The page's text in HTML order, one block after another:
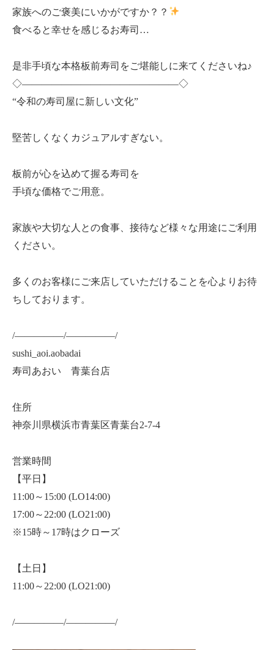
家族へのご褒美にいかがですか？？
食べると幸せを感じるお寿司…
是非手頃な本格板前寿司をご堪能しに来てくださいね♪
◇————————————————◇
“令和の寿司屋に新しい文化”
堅苦しくなくカジュアルすぎない。
板前が心を込めて握る寿司を
手頃な価格でご用意。
家族や大切な人との食事、接待など様々な用途にご利用
ください。
多くのお客様にご来店していただけることを心よりお待
ちしております。
/—————/—————/
sushi_aoi.aobadai
寿司あおい 青葉台店
住所
神奈川県横浜市青葉区青葉台2-7-4
営業時間
【平日】
11:00～15:00 (LO14:00)
17:00～22:00 (LO21:00)
※15時～17時はクローズ
【土日】
11:00～22:00 (LO21:00)
/—————/—————/